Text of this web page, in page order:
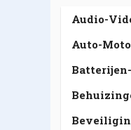
Audio-
Auto-